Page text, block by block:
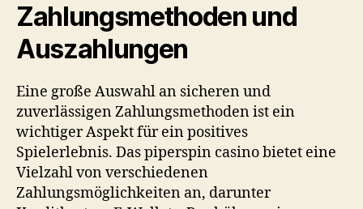
Zahlungsmethoden und
Auszahlungen
Eine große Auswahl an sicheren und
zuverlässigen Zahlungsmethoden ist ein
wichtiger Aspekt für ein positives
Spielerlebnis. Daspiperspin casinobietet eine
Vielzahl von verschiedenen
Zahlungsmöglichkeiten an, darunter